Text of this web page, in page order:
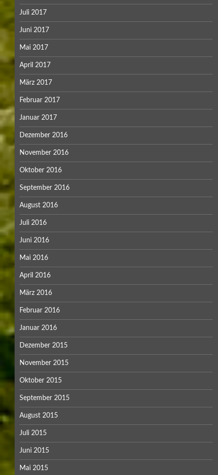
Juli 2017
Juni 2017
Mai 2017
April 2017
März 2017
Februar 2017
Januar 2017
Dezember 2016
November 2016
Oktober 2016
September 2016
August 2016
Juli 2016
Juni 2016
Mai 2016
April 2016
März 2016
Februar 2016
Januar 2016
Dezember 2015
November 2015
Oktober 2015
September 2015
August 2015
Juli 2015
Juni 2015
Mai 2015